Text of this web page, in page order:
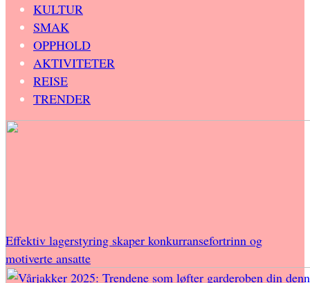
KULTUR
SMAK
OPPHOLD
AKTIVITETER
REISE
TRENDER
Effektiv lagerstyring skaper konkurransefortrinn og
motiverte ansatte